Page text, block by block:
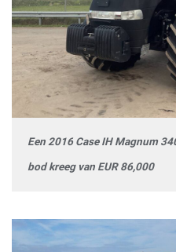
Een 2016 Case IH Magnum
bod kreeg van EUR 86,000